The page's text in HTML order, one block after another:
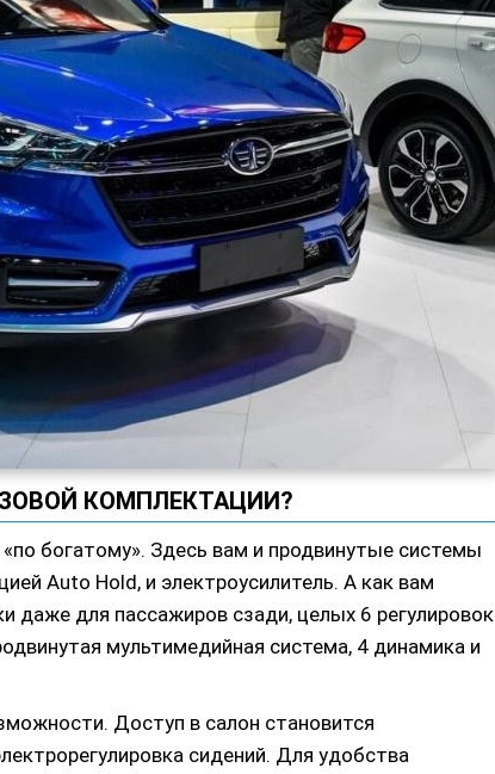
КОМПЛЕКТАЦИИ?
богатому». Здесь вам и продвинутые системы
Auto Hold, и электроусилитель. А как вам
даже для пассажиров сзади, целых 6 регулировок
мультимедийная система, 4 динамика и
Доступ в салон становится
сидений. Для удобства